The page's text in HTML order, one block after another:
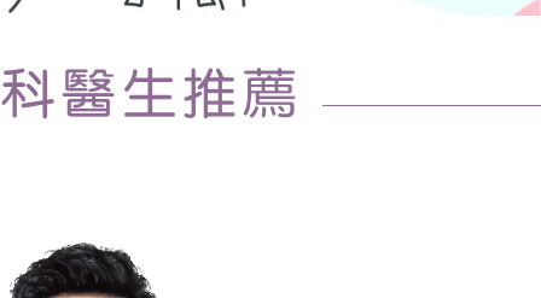
醫生推薦